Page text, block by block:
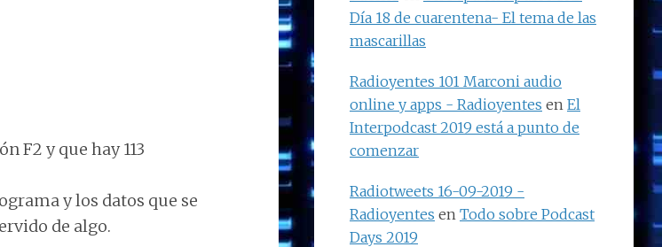
F2 y que hay 113
y los datos que se
de algo.
Día 18 de cuarentena- El tema de las
mascarillas
Radioyentes 101 Marconi audio
online y apps - Radioyentes en El
Interpodcast 2019 está a punto de
comenzar
Radiotweets 16-09-2019 -
Radioyentes en Todo sobre Podcast
Days 2019